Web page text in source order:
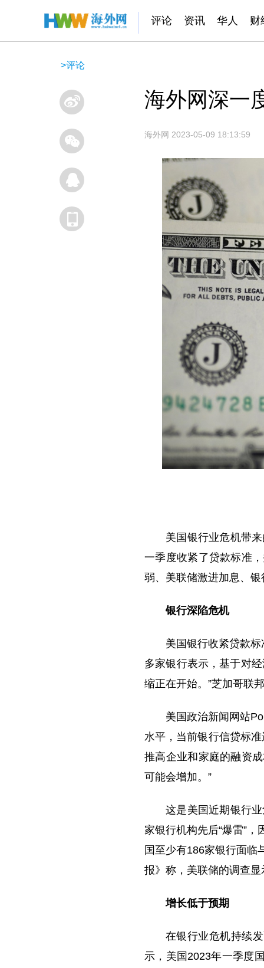
评论 资讯 华人 财
>评论
海外网深一
海外网 2023-05-09 18:13:59
美国银行业危机带
一季度收紧了贷款标准
弱、美联储激进加息、
银行深陷危机
美国银行收紧贷款
多家银行表示，基于对
缩正在开始。”芝加哥联
美国政治新闻网站
水平，当前银行信贷标
推高企业和家庭的融资
可能会增加。”
这是美国近期银行
家银行机构先后“爆雷”
国至少有186家银行面临
报》称，美联储的调查
增长低于预期
在银行业危机持续
示，美国2023年一季度